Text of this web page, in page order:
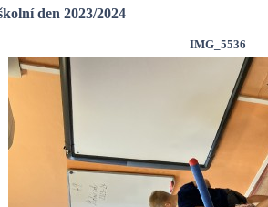
den 2023/2024
IMG_5536